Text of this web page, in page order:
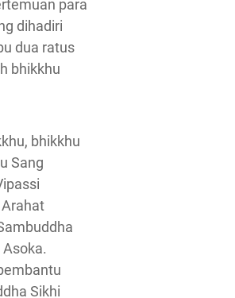
para
dihadiri
dua ratus
bhikkhu
bhikkhu
Sang
Sikhi